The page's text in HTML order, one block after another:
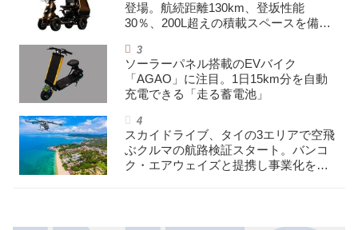
登場。航続距離130km、登坂性能
30％、200L超えの積載スペースを備え
ソーラーパネル搭載のEVバイク
「AGAO」に注目。1日15km分を自動
充電できる「走る蓄電池」
スカイドライブ、タイの3エリアで空飛
ぶクルマの航路検証スタート。バンコ
ク・エアウェイズと提携し事業化を目